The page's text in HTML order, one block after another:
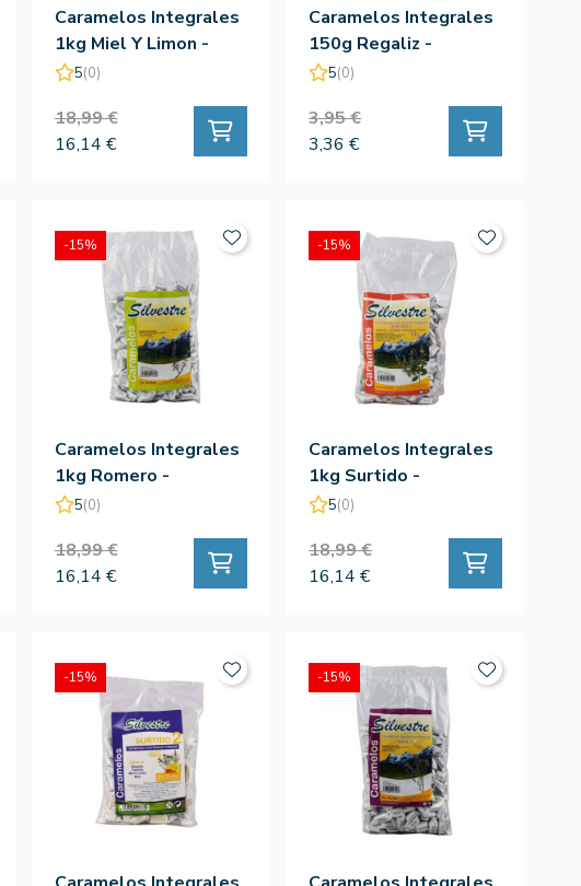
Caramelos Integrales
1kg Miel Y Limon -
Silvestre
5(0)
18,99 €
16,14 €
Caramelos Integrales
150g Regaliz -
Silvestre
5(0)
3,95 €
3,36 €
Caramelos Integrales
1kg Romero -
Silvestre
5(0)
18,99 €
16,14 €
-15%
Caramelos Integrales
1kg Surtido -
Silvestre
5(0)
18,99 €
16,14 €
-15%
-15% -15%